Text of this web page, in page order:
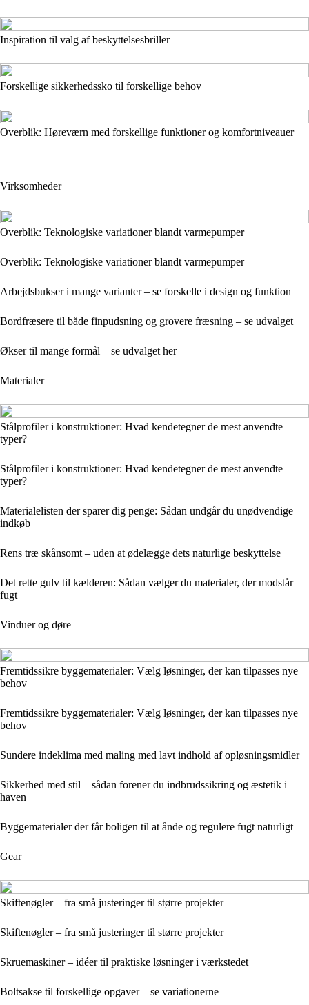
Inspiration til valg af beskyttelsesbriller
Forskellige sikkerhedssko til forskellige behov
Overblik: Høreværn med forskellige funktioner og komfortniveauer
Virksomheder
Overblik: Teknologiske variationer blandt varmepumper
Overblik: Teknologiske variationer blandt varmepumper
Arbejdsbukser i mange varianter – se forskelle i design og funktion
Bordfræsere til både finpudsning og grovere fræsning – se udvalget
Økser til mange formål – se udvalget her
Materialer
Stålprofiler i konstruktioner: Hvad kendetegner de mest anvendte
typer?
Stålprofiler i konstruktioner: Hvad kendetegner de mest anvendte
typer?
Materialelisten der sparer dig penge: Sådan undgår du unødvendige
indkøb
Rens træ skånsomt – uden at ødelægge dets naturlige beskyttelse
Det rette gulv til kælderen: Sådan vælger du materialer, der modstår
fugt
Vinduer og døre
Fremtidssikre byggematerialer: Vælg løsninger, der kan tilpasses nye
behov
Fremtidssikre byggematerialer: Vælg løsninger, der kan tilpasses nye
behov
Sundere indeklima med maling med lavt indhold af opløsningsmidler
Sikkerhed med stil – sådan forener du indbrudssikring og æstetik i
haven
Byggematerialer der får boligen til at ånde og regulere fugt naturligt
Gear
Skiftenøgler – fra små justeringer til større projekter
Skiftenøgler – fra små justeringer til større projekter
Skruemaskiner – idéer til praktiske løsninger i værkstedet
Boltsakse til forskellige opgaver – se variationerne